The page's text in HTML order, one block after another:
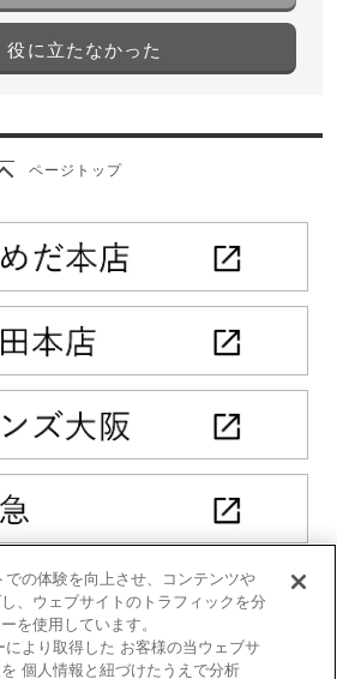
役に立たなかった
ページトップ
の体験を向上させ、コンテンツや
、ウェブサイトのトラフィックを分
を使用しています。
により取得した お客様の当ウェブサ
個人情報と紐づけたうえで分析